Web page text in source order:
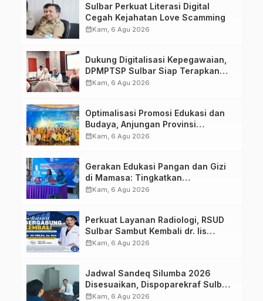
Sulbar Perkuat Literasi Digital
Cegah Kejahatan Love Scamming
calendar_monthKam, 6 Agu 2026
Dukung Digitalisasi Kepegawaian,
DPMPTSP Sulbar Siap Terapkan
Aplikasi FLEKSI ASN
calendar_monthKam, 6 Agu 2026
Optimalisasi Promosi Edukasi dan
Budaya, Anjungan Provinsi
Sulawesi Barat Perkuat Kolaborasi
calendar_monthKam, 6 Agu 2026
Gerakan Edukasi Pangan dan Gizi
di Mamasa: Tingkatkan
Pengetahuan dan Keterampilan
calendar_monthKam, 6 Agu 2026
Perkuat Layanan Radiologi, RSUD
Sulbar Sambut Kembali dr. Iis
Imelda, Sp.Rad
calendar_monthKam, 6 Agu 2026
Jadwal Sandeq Silumba 2026
Disesuaikan, Dispoparekraf Sulbar
Pastikan Persiapan Tetap
calendar_monthKam, 6 Agu 2026